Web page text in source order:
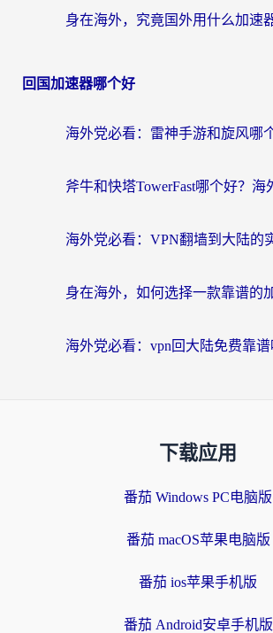
回国加速器哪个好
下载应用
番茄 Windows PC电脑版
番茄 macOS苹果电脑版
番茄 ios苹果手机版
番茄 Android安卓手机版